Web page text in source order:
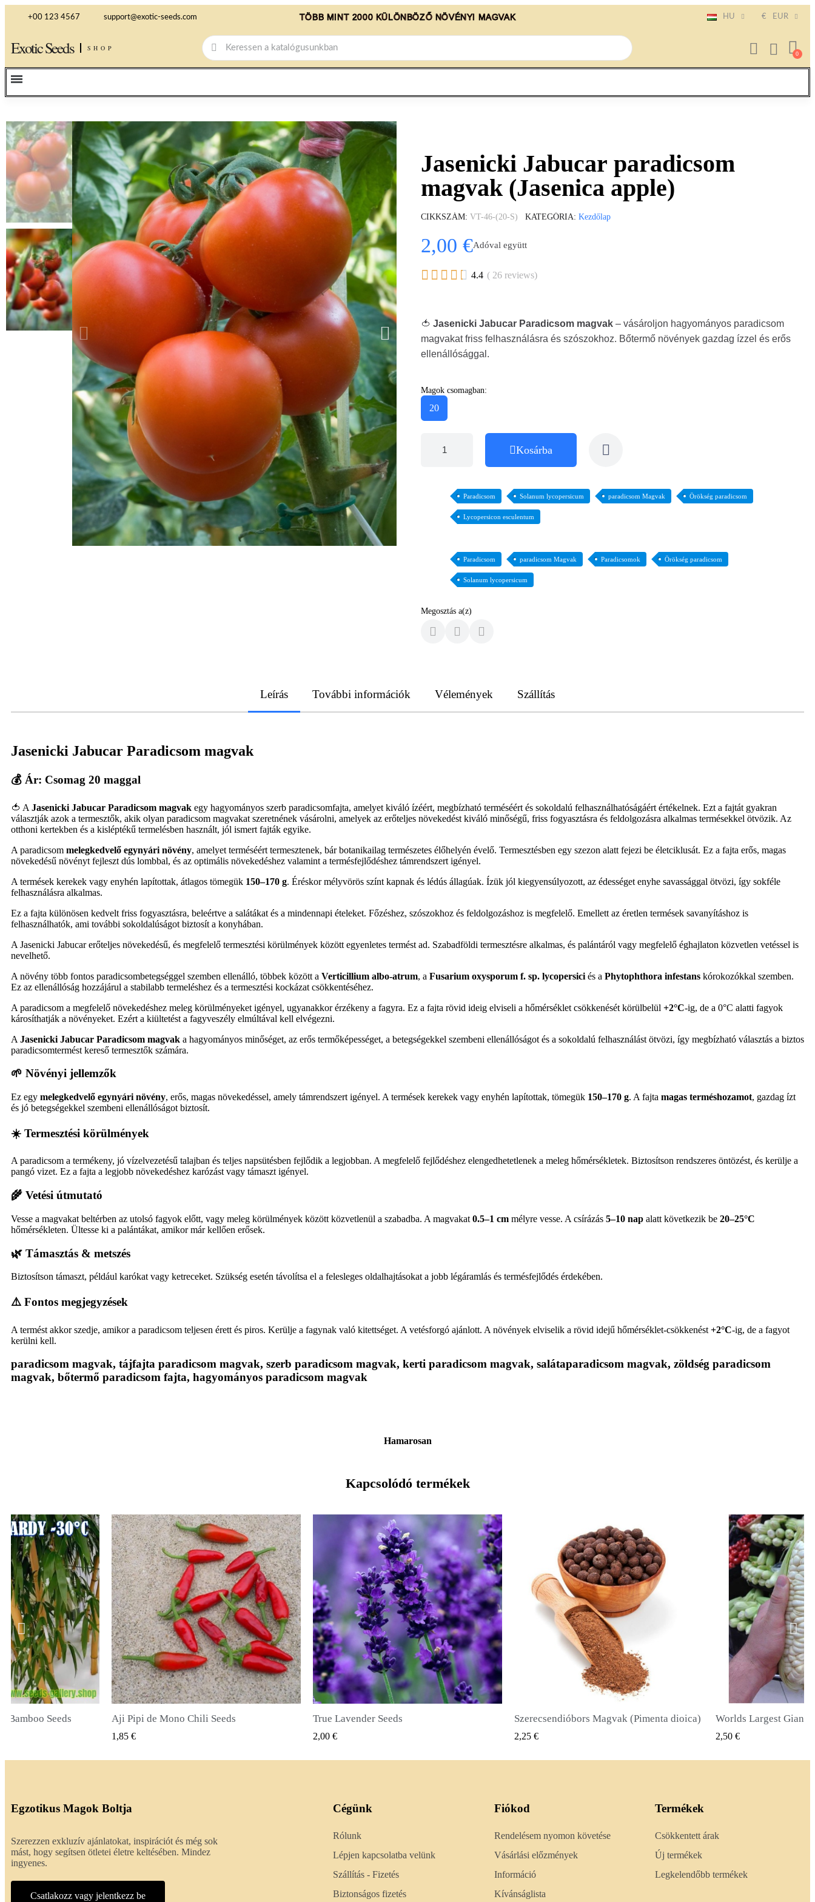
+00 123 4567 support@exotic-seeds.com TÖBB MINT 2000 KÜLÖNBÖZŐ NÖVÉNYI MAGVAK HU € EUR
Exotic Seeds SHOP
Jasenicki Jabucar paradicsom
magvak (Jasenica apple)
CIKKSZÁM VT-46-(20-S) KATEGÓRIA Kezdőlap
2,00 €Adóval együtt
     4.4 ( 26 reviews)
🍅 Jasenicki Jabucar Paradicsom magvak – vásároljon hagyományos paradicsom
magvakat friss felhasználásra és szószokhoz. Bőtermő növények gazdag ízzel és erős
ellenállósággal.
Magok csomagban:
20
Kosárba
Paradicsom Solanum lycopersicum paradicsom Magvak Örökség paradicsom
Lycopersicon esculentum
Paradicsom paradicsom Magvak Paradicsomok Örökség paradicsom
Solanum lycopersicum
Megosztás a(z)
Leírás További információk Vélemények Szállítás
Jasenicki Jabucar Paradicsom magvak
💰 Ár: Csomag 20 maggal
🍅 A Jasenicki Jabucar Paradicsom magvak egy hagyományos szerb paradicsomfajta, amelyet kiváló ízéért, megbízható terméséért és sokoldalú felhasználhatóságáért értékelnek. Ezt a fajtát gyakran
választják azok a termesztők, akik olyan paradicsom magvakat szeretnének vásárolni, amelyek az erőteljes növekedést kiváló minőségű, friss fogyasztásra és feldolgozásra alkalmas termésekkel ötvözik. Az
otthoni kertekben és a kisléptékű termelésben használt, jól ismert fajták egyike.
A paradicsom melegkedvelő egynyári növény, amelyet terméséért termesztenek, bár botanikailag természetes élőhelyén évelő. Termesztésben egy szezon alatt fejezi be életciklusát. Ez a fajta erős, magas
növekedésű növényt fejleszt dús lombbal, és az optimális növekedéshez valamint a termésfejlődéshez támrendszert igényel.
A termések kerekek vagy enyhén lapítottak, átlagos tömegük 150–170 g. Éréskor mélyvörös színt kapnak és lédús állagúak. Ízük jól kiegyensúlyozott, az édességet enyhe savassággal ötvözi, így sokféle
felhasználásra alkalmas.
Ez a fajta különösen kedvelt friss fogyasztásra, beleértve a salátákat és a mindennapi ételeket. Főzéshez, szószokhoz és feldolgozáshoz is megfelelő. Emellett az éretlen termések savanyításhoz is
felhasználhatók, ami további sokoldalúságot biztosít a konyhában.
A Jasenicki Jabucar erőteljes növekedésű, és megfelelő termesztési körülmények között egyenletes termést ad. Szabadföldi termesztésre alkalmas, és palántáról vagy megfelelő éghajlaton közvetlen vetéssel is
nevelhető.
A növény több fontos paradicsombetegséggel szemben ellenálló, többek között a Verticillium albo-atrum, a Fusarium oxysporum f. sp. lycopersici és a Phytophthora infestans kórokozókkal szemben.
Ez az ellenállóság hozzájárul a stabilabb termeléshez és a termesztési kockázat csökkentéséhez.
A paradicsom a megfelelő növekedéshez meleg körülményeket igényel, ugyanakkor érzékeny a fagyra. Ez a fajta rövid ideig elviseli a hőmérséklet csökkenését körülbelül +2°C-ig, de a 0°C alatti fagyok
károsíthatják a növényeket. Ezért a kiültetést a fagyveszély elmúltával kell elvégezni.
A Jasenicki Jabucar Paradicsom magvak a hagyományos minőséget, az erős termőképességet, a betegségekkel szembeni ellenállóságot és a sokoldalú felhasználást ötvözi, így megbízható választás a biztos
paradicsomtermést kereső termesztők számára.
🌱 Növényi jellemzők
Ez egy melegkedvelő egynyári növény, erős, magas növekedéssel, amely támrendszert igényel. A termések kerekek vagy enyhén lapítottak, tömegük 150–170 g. A fajta magas terméshozamot, gazdag ízt
és jó betegségekkel szembeni ellenállóságot biztosít.
☀️ Termesztési körülmények
A paradicsom a termékeny, jó vízelvezetésű talajban és teljes napsütésben fejlődik a legjobban. A megfelelő fejlődéshez elengedhetetlenek a meleg hőmérsékletek. Biztosítson rendszeres öntözést, és kerülje a
pangó vizet. Ez a fajta a legjobb növekedéshez karózást vagy támaszt igényel.
🌾 Vetési útmutató
Vesse a magvakat beltérben az utolsó fagyok előtt, vagy meleg körülmények között közvetlenül a szabadba. A magvakat 0.5–1 cm mélyre vesse. A csírázás 5–10 nap alatt következik be 20–25°C
hőmérsékleten. Ültesse ki a palántákat, amikor már kellően erősek.
🌿 Támasztás & metszés
Biztosítson támaszt, például karókat vagy ketreceket. Szükség esetén távolítsa el a felesleges oldalhajtásokat a jobb légáramlás és termésfejlődés érdekében.
⚠️ Fontos megjegyzések
A termést akkor szedje, amikor a paradicsom teljesen érett és piros. Kerülje a fagynak való kitettséget. A vetésforgó ajánlott. A növények elviselik a rövid idejű hőmérséklet-csökkenést +2°C-ig, de a fagyot
kerülni kell.
paradicsom magvak, tájfajta paradicsom magvak, szerb paradicsom magvak, kerti paradicsom magvak, salátaparadicsom magvak, zöldség paradicsom
magvak, bőtermő paradicsom fajta, hagyományos paradicsom magvak
Hamarosan
Kapcsolódó termékek
Seeds GYORSNÉZET
True Lavender Seeds
2,00 €
GYORSNÉZET
Szerecsendióbors Magvak (Pimenta dioica)
2,25 €
GYORSNÉZET Worlds Largest Giant Corn Magvak Cuzco - Cusco
2,50 €
Óriás napraforgó
2,40 €
Egzotikus Magok Boltja
Szerezzen exkluzív ajánlatokat, inspirációt és még sok
mást, hogy segítsen ötletei életre keltésében. Mindez
ingyenes.
Csatlakozz vagy jelentkezz be
Cégünk
Rólunk
Lépjen kapcsolatba velünk
Szállítás - Fizetés
Biztonságos fizetés
Fiókod
Rendelésem nyomon követése
Vásárlási előzmények
Információ
Kívánságlista
Termékek
Csökkentett árak
Új termékek
Legkelendőbb termékek